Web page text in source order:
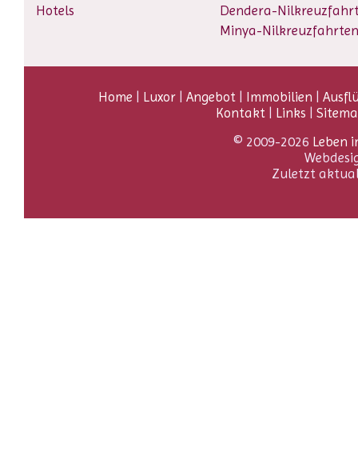
Hotels
Dendera-
Minya-Nilkreuzfahrten
Home | Luxor| Angebot| Immobilien |
Kontakt| Links |
© 2009-2026 Leben
Zuletzt